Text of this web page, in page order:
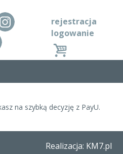
rejestracja
logowanie
na szybką decyzję z PayU.
Realizacja: KM7.pl